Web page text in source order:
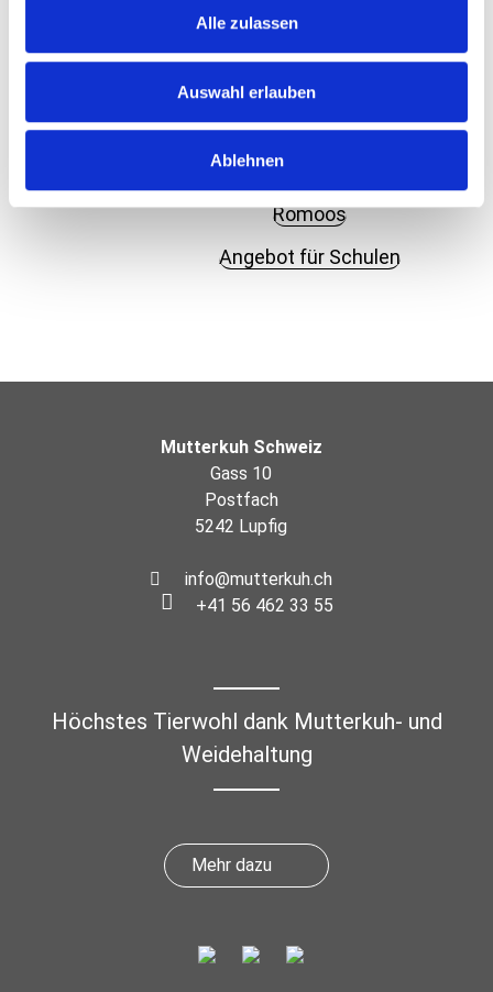
Alle zulassen
Auswahl erlauben
Ablehnen
Lea und Ben
Erlebnisweg
Freienstein
Luthern Bad
Saignelégier
Romoos
Angebot für Schulen
Mutterkuh Schweiz
Gass 10
Postfach
5242 Lupfig
info@mutterkuh.ch
+41 56 462 33 55
Höchstes Tierwohl dank Mutterkuh- und
Weidehaltung
Mehr dazu